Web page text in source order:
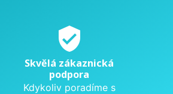
verified_user
Skvělá zákaznická
podpora
Kdykoliv poradíme s